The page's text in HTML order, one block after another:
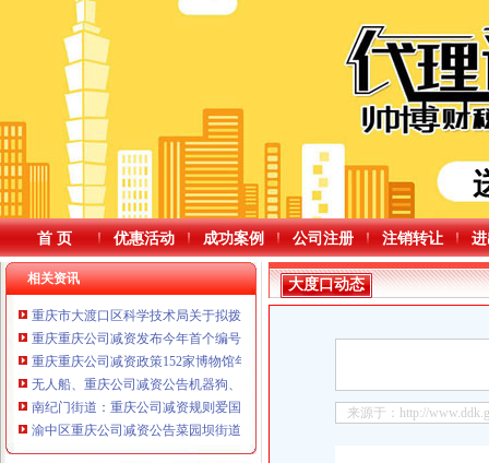
首 页 优惠活动 成功案例 公司注册 注销转让
相关资讯
重庆市大渡口区科学技术局关于拟拨付2025年第二批创新能力提升项目（科技
重庆重庆公司减资发布今年首个编号洪水梅江2026年第1号洪水秀山8个乡镇防
重庆重庆公司减资政策152家博物馆年接待观众超4500万人次
无人船、重庆公司减资公告机器狗、水下机器人齐上阵……重庆2026年度水库
南纪门街道：重庆公司减资规则爱国电影进社区
渝中区重庆公司减资公告菜园坝街道社区工会联合会换届选举圆满完成—菜园
大度口动态
来源于：http://